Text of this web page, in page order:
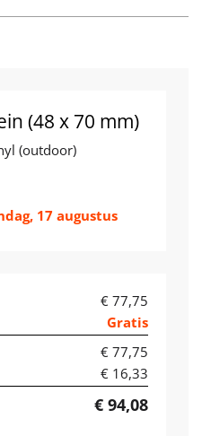
(48 x 70 mm)
(outdoor)
17 augustus
€ 77,75
Gratis
€ 77,75
€ 16,33
€ 94,08